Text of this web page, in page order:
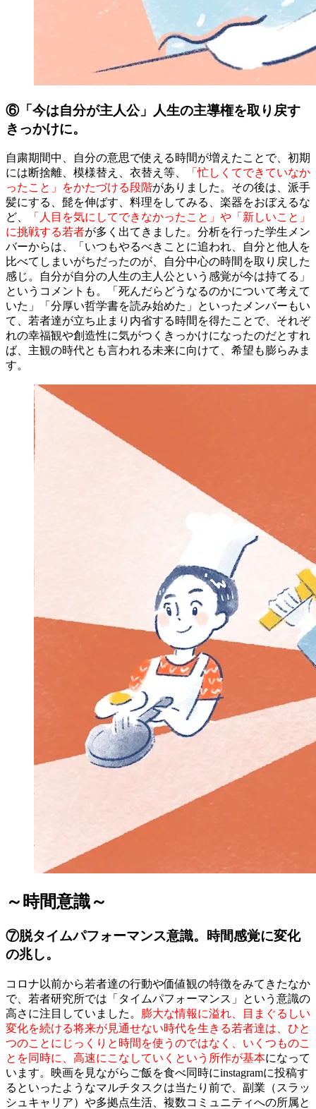
⑥「今は自分が主人公」人生の主導権を取り戻す
きっかけに。
自粛期間中、自分の意思で使える時間が増えたことで、初期
には断捨離、模様替え、衣替え等、
「忙しくてできていなか
ったこと」をかたづける段階がありました。その後は、派手
髪にする、髭を伸ばす、料理をしてみる、楽器をおぼえるな
ど、
「人目を気にしてできなかったこと」や「新しいこと」
に挑戦する若者が多く出てきました。分析を行った学生メン
バーからは、「いつもやるべきことに追われ、自分と他人を
比べてしまいがちだったのが、自分中心の時間を取り戻した
感じ。自分が自分の人生の主人公という感覚が今は持てる」
というコメントも。「死んだらどうなるのかについて考えて
いた」「分厚い哲学書を読み始めた」といったメンバーもい
て、若者達が立ち止まり内省する時間を得たことで、それぞ
れの幸福観や創造性に気がつくきっかけになったのだとすれ
ば、主観の時代とも言われる未来に向けて、希望も膨らみま
す。
～時間意識～
⑦脱タイムパフォーマンス意識。時間感覚に変化
の兆し。
コロナ以前から若者達の行動や価値観の特徴をみてきたなか
で、若者研究所では「タイムパフォーマンス」という意識の
高さに注目していました。 膨大な情報に溢れ、目まぐるしい
変化を続ける将来が見通せない時代を生きる若者達は、ひと
つのことにじっくりと時間を使うのではなく、いくつものこ
とを同時に、高速にこなしていくという所作が基本になって
います。映画を見ながらご飯を食べ同時にinstagramに投稿す
るといったようなマルチタスクは当たり前で、副業（スラッ
シュキャリア）や多拠点生活、複数コミュニティへの所属と